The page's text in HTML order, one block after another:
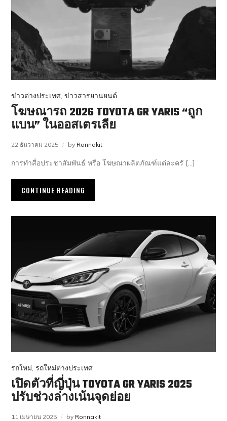
ข่าวต่างประเทศ,ข่าวสารยานยนต์
โฆษณารถ 2026 TOYOTA GR YARIS “ถูก
แบน” ในออสเตรเลีย
22 ธันวาคม 2025 by Ronnakit
การทำสื่อประชาสัมพันธ์ หรือ โฆษณาผลิตภัณฑ์แต่ละครั […]
CONTINUE READING
รถใหม่ ,รถใหม่ต่างประเทศ
เปิดตัวที่ญี่ปุ่น TOYOTA GR YARIS 2025
ปรับช่วงล่างเน้นจุดย่อย
11 เมษายน 2025 by Ronnakit